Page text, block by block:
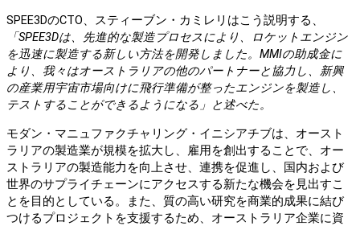
SPEE3DのCTO、スティーブン・カミレリはこう説明する、
「SPEE3Dは、先進的な製造プロセスにより、ロケットエンジン
を迅速に製造する新しい方法を開発しました。MMIの助成金に
より、我々はオーストラリアの他のパートナーと協力し、新興
の産業用宇宙市場向けに飛行準備が整ったエンジンを製造し、
テストすることができるようになる」と述べた。
モダン・マニュファクチャリング・イニシアチブは、オースト
ラリアの製造業が規模を拡大し、雇用を創出することで、オー
ストラリアの製造能力を向上させ、連携を促進し、国内および
世界のサプライチェーンにアクセスする新たな機会を見出すこ
とを目的としている。また、質の高い研究を商業的成果に結び
つけるプロジェクトを支援するため、オーストラリア企業に資